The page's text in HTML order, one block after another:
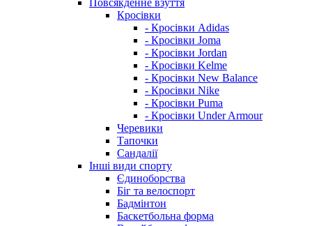
Повсякденне взуття
Кросівки
- Кросівки Adidas
- Кросівки Joma
- Кросівки Jordan
- Кросівки Kelme
- Кросівки New Balance
- Кросівки Nike
- Кросівки Puma
- Кросівки Under Armour
Черевики
Тапочки
Сандалії
Інші види спорту
Єдиноборства
Біг та велоспорт
Бадмінтон
Баскетбольна форма